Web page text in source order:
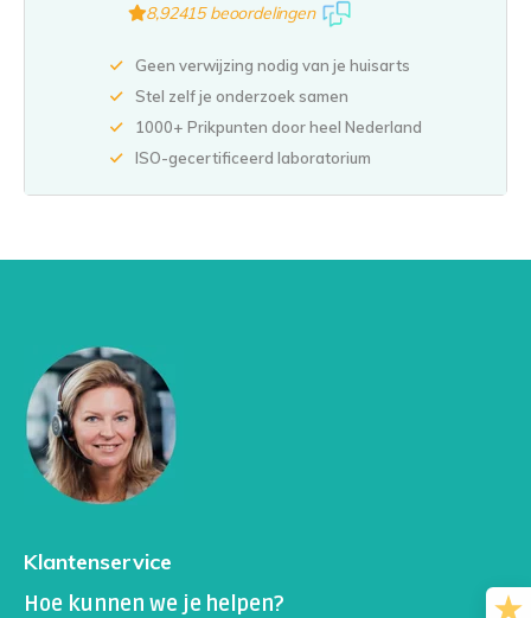
8,92415 beoordelingen
Geen verwijzing nodig van je huisarts
Stel zelf je onderzoek samen
1000+ Prikpunten door heel Nederland
ISO-gecertificeerd laboratorium
Klantenservice
Hoe kunnen we je helpen?